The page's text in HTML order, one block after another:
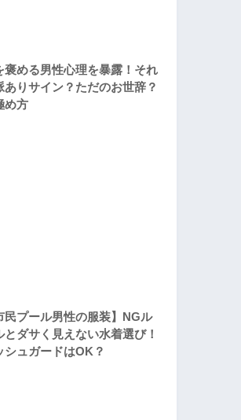
褒める男性心理を暴露！それ
ありサイン？ただのお世辞？
め方
民プール男性の服装】NGル
とダサく見えない水着選び！
シュガードはOK？